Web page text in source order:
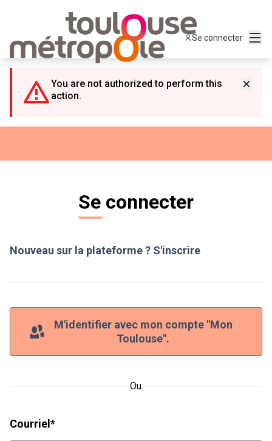
Se connecter
You are not authorized to perform this
action.
Se connecter
Nouveau sur la plateforme ? S'inscrire
M'identifier avec mon compte "Mon
Toulouse".
Ou
Courriel *Champ obligatoire